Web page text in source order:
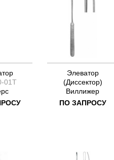
Langenbeck
Liston
Segond
Toennis
Yasargil
01T
Элеватор
(Диссектор)
Виллижер
ПО ЗАПРОСУ